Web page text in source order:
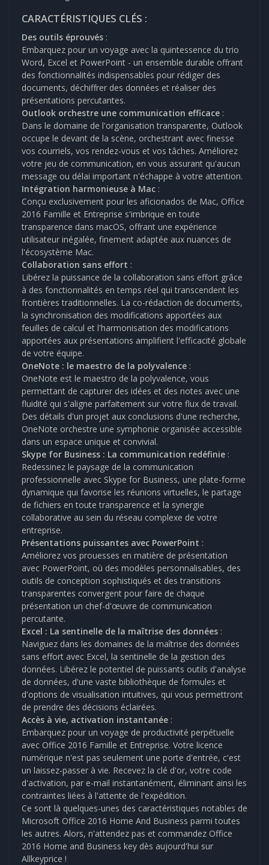
CARACTÉRISTIQUES CLÉS :
Des outils éprouvés :
Embarquez pour un voyage avec la quintessence du trio
Word, Excel et PowerPoint - un ensemble durable offrant
des fonctionnalités indispensables pour rédiger des
documents, déchiffrer des données et réaliser des
présentations percutantes.
Outlook orchestre une communication efficace :
Dans le domaine de l'organisation transparente, Outlook
occupe le devant de la scène, orchestrant avec finesse
vos courriels, vos rendez-vous et vos tâches. Améliorez
votre jeu de communication, en vous assurant qu'aucun
message ou délai important n'échappe à votre attention.
Intégration harmonieuse à Mac :
Conçu exclusivement pour les aficionados de Mac, Office
2016 Famille et Entreprise s'imbrique en toute
transparence dans macOS, offrant une expérience
utilisateur inégalée, finement adaptée aux nuances de
l'écosystème Mac.
Collaboration sans effort :
Libérez la puissance de la collaboration sans effort grâce
à des fonctionnalités en temps réel qui transcendent les
frontières traditionnelles. La co-rédaction de documents,
la synchronisation des modifications apportées aux
feuilles de calcul et l'harmonisation des modifications
apportées aux présentations amplifient l'efficacité globale
de votre équipe.
OneNote : le maestro de la polyvalence :
OneNote est le maestro de la polyvalence, vous
permettant de capturer des idées et des notes avec une
fluidité qui s'aligne parfaitement sur votre flux de travail.
Des détails d'un projet aux conclusions d'une recherche,
OneNote orchestre une symphonie organisée accessible
dans un espace unique et convivial.
Skype for Business : La communication redéfinie :
Redessinez le paysage de la communication
professionnelle avec Skype for Business, une plate-forme
dynamique qui favorise les réunions virtuelles, le partage
de fichiers en toute transparence et la synergie
collaborative au sein du réseau complexe de votre
entreprise.
Présentations puissantes avec PowerPoint :
Améliorez vos prouesses en matière de présentation
avec PowerPoint, où des modèles personnalisables, des
outils de conception sophistiqués et des transitions
transparentes convergent pour faire de chaque
présentation un chef-d'œuvre de communication
percutante.
Excel : La sentinelle de la maîtrise des données :
Naviguez dans les domaines de la maîtrise des données
sans effort avec Excel, la sentinelle de la gestion des
données. Libérez le potentiel de puissants outils d'analyse
de données, d'une vaste bibliothèque de formules et
d'options de visualisation intuitives, qui vous permettront
de prendre des décisions éclairées.
Accès à vie, activation instantanée :
Embarquez pour un voyage de productivité perpétuelle
avec Office 2016 Famille et Entreprise. Votre licence
numérique n'est pas seulement une porte d'entrée, c'est
un laissez-passer à vie. Recevez la clé d'or, votre code
d'activation, par e-mail instantanément, éliminant ainsi les
contraintes liées à l'attente de l'expédition.
Ce sont là quelques-unes des caractéristiques notables de
Microsoft Office 2016 Home And Business parmi toutes
les autres. Alors, n'attendez pas et commandez Office
2016 Home and Business key dès aujourd'hui sur
Allkeyprice !